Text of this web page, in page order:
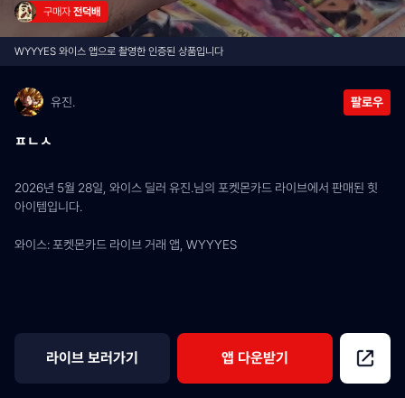
구매자 전덕배
WYYYES 와이스 앱으로 촬영한 인증된 상품입니다
유진. 팔로우
ㅍㄴㅅ
2026년 5월 28일, 와이스 딜러 유진.님의 포켓몬카드 라이브에서 판매된 힛
아이템입니다.
와이스: 포켓몬카드 라이브 거래 앱, WYYYES
라이브 보러가기 앱 다운받기